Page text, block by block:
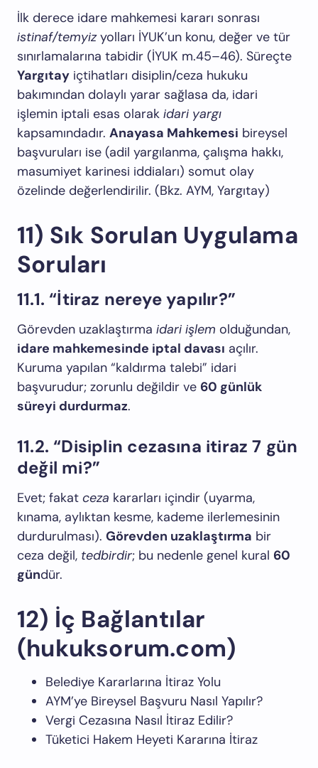
İlk derece idare mahkemesi kararı sonrası
istinaf/temyizyolları İYUK’un konu, değer ve tür
sınırlamalarına tabidir (İYUK m.45–46). Süreçte
Yargıtay içtihatları disiplin/ceza hukuku
bakımından dolaylı yarar sağlasa da, idari
işlemin iptali esas olarak idari yargı
kapsamındadır. Anayasa Mahkemesi bireysel
başvuruları ise (adil yargılanma, çalışma hakkı,
masumiyet karinesi iddiaları) somut olay
özelinde değerlendirilir. (Bkz. AYM, Yargıtay)
11) Sık Sorulan Uygulama
Soruları
11.1. “İtiraz nereye yapılır?”
Görevden uzaklaştırma idari işlem olduğundan,
idare mahkemesinde iptal davası açılır.
Kuruma yapılan “kaldırma talebi” idari
başvurudur; zorunlu değildir ve 60 günlük
süreyi durdurmaz.
11.2. “Disiplin cezasına itiraz 7 gün
değil mi?”
Evet; fakat ceza kararları içindir (uyarma,
kınama, aylıktan kesme, kademe ilerlemesinin
durdurulması). Görevden uzaklaştırma bir
ceza değil, tedbirdir; bu nedenle genel kural 60
gündür.
12) İç Bağlantılar
(hukuksorum.com)
Belediye Kararlarına İtiraz Yolu
AYM’ye Bireysel Başvuru Nasıl Yapılır?
Vergi Cezasına Nasıl İtiraz Edilir?
Tüketici Hakem Heyeti Kararına İtiraz